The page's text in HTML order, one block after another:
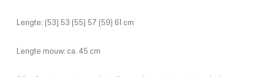
Lengte: (53) 53 (55) 57 (59) 61 cm
Lengte mouw: ca. 45 cm